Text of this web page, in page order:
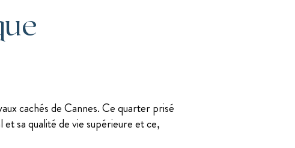
cachés de Cannes. Ce quarter prisé
sa qualité de vie supérieure et ce,